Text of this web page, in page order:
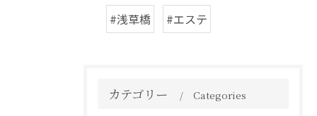
#浅草橋 #エステ
カテゴリー Categories